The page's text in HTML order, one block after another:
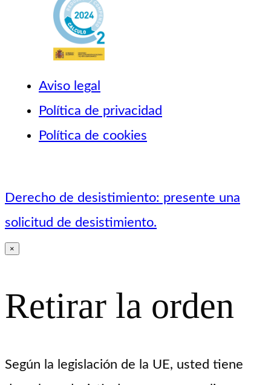
Aviso legal
Política de privacidad
Política de cookies
Derecho de desistimiento: presente una
solicitud de desistimiento.
×
Retirar la orden
Según la legislación de la UE, usted tiene